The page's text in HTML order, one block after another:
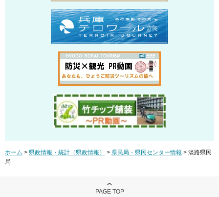
ホーム > 県政情報・統計（県政情報） > 県民局・県民センター情報 > 淡路県民
局
PAGE TOP